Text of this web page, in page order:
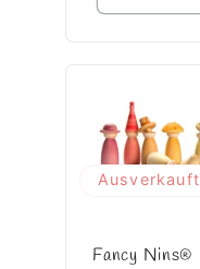
Ausverkauft
Fancy Nins®